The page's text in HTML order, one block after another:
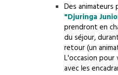
Des
"Djuringa
prendront en
du séjour,
retour (un
L'occasion pour
avec les